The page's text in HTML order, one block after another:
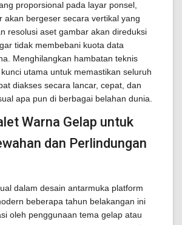
proporsional pada layar ponsel,
akan bergeser secara vertikal yang
resolusi aset gambar akan direduksi
tidak membebani kuota data
Menghilangkan hambatan teknis
utama untuk memastikan seluruh
diakses secara lancar, cepat, dan
apa pun di berbagai belahan dunia.
Warna Gelap untuk
dan Perlindungan
dalam desain antarmuka platform
beberapa tahun belakangan ini
oleh penggunaan tema gelap atau